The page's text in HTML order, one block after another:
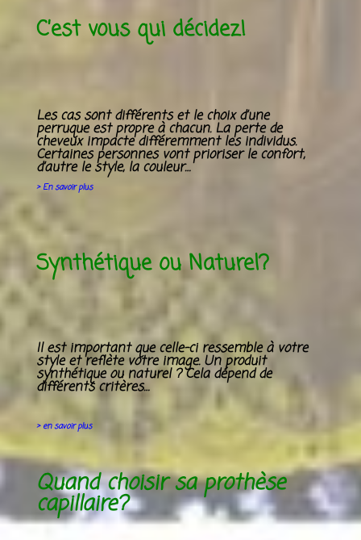
C’est vous qui décidez!
Les cas sont différents et lechoix d’une
perruqueest propre à chacun. La perte de
cheveuximpacte différemment les individus.
Certaines personnes vont prioriser leconfort,
d’autre lestyle, la couleur…
> En savoir plus
Synthétique ou Naturel?
Il est important que celle-ci ressemble à votre
style etreflète votre image. Un produit
synthétique ou naturel ? Cela dépend de
différents critères…
> en savoir plus
Quand choisir sa prothèse
capillaire?